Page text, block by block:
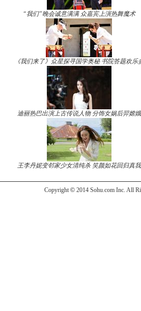
“我们”晚会诚意满满 众嘉宾上演热舞魔术
《我们来了》众星探寻国学奥秘 书院答题欢乐
迪丽热巴出演上古传说人物 分饰女娲后羿嫦娥
王李丹妮变邻家少女清纯杀 笑颜如花回归真我
Copyright © 2014 Sohu.com Inc. All